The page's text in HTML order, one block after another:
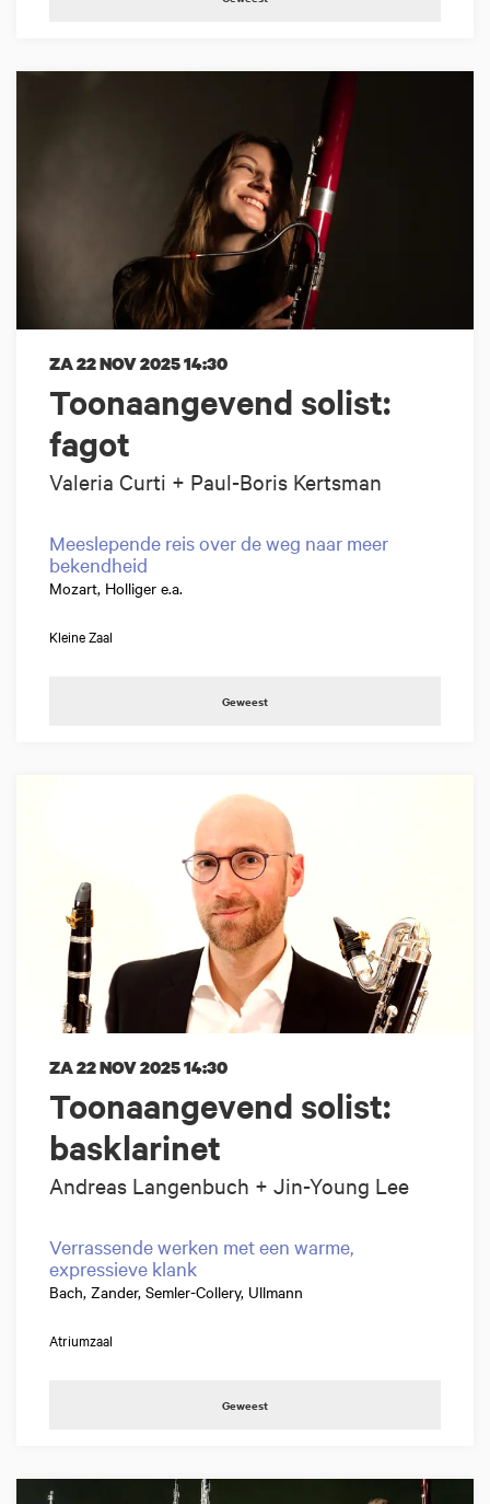
Toonaangevend solist:
fagot
Valeria Curti + Paul-Boris Kertsman
ZA 22 NOV 202514:30
Meeslepende reis over de weg naar meer
bekendheid
Mozart, Holliger e.a.
Kleine Zaal
Geweest
Toonaangevend solist:
basklarinet
Andreas Langenbuch + Jin-Young Lee
ZA 22 NOV 202514:30
Verrassende werken met een warme,
expressieve klank
Bach, Zander, Semler-Collery, Ullmann
Atriumzaal
Geweest